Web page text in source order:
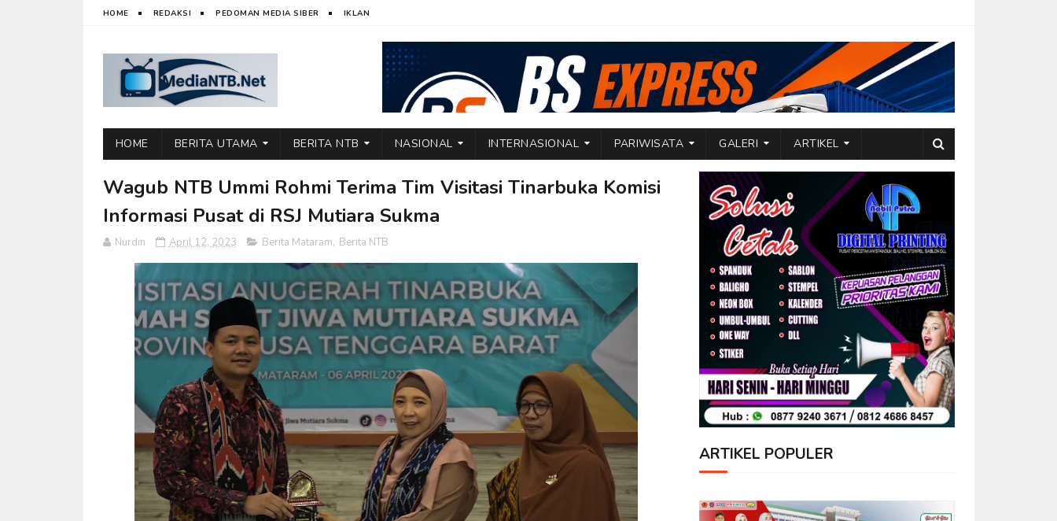
HOME REDAKSI PEDOMAN MEDIA SIBER IKLAN
HOME BERITA UTAMA BERITA NTB NASIONAL INTERNASIONAL PARIWISATA GALERI ARTIKEL
Wagub NTB Ummi Rohmi Terima Tim Visitasi Tinarbuka Komisi
Informasi Pusat di RSJ Mutiara Sukma
Nurdin April 12, 2023 Berita Mataram, Berita NTB
ARTIKEL POPULER